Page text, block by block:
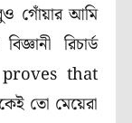
গোঁয়ার আমি
বিজ্ঞানীরিচার্ড
that
তো মেয়েরা